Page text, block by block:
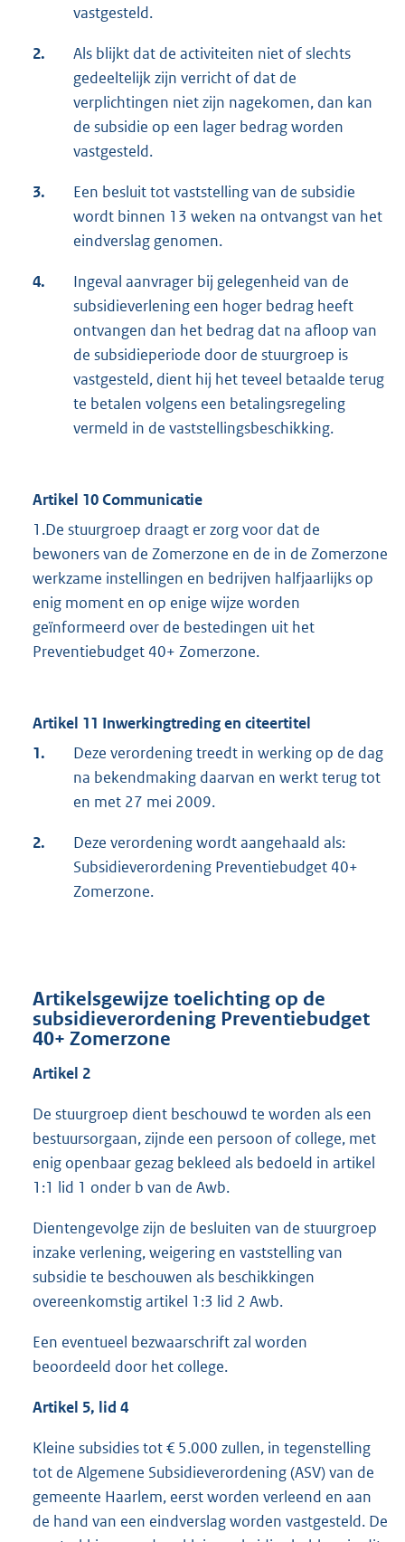
vastgesteld.
2.
Als blijkt dat de activiteiten niet of slechts
gedeeltelijk zijn verricht of dat de
verplichtingen niet zijn nagekomen, dan kan
de subsidie op een lager bedrag worden
vastgesteld.
3.
Een besluit tot vaststelling van de subsidie
wordt binnen 13 weken na ontvangst van het
eindverslag genomen.
4.
Ingeval aanvrager bij gelegenheid van de
subsidieverlening een hoger bedrag heeft
ontvangen dan het bedrag dat na afloop van
de subsidieperiode door de stuurgroep is
vastgesteld, dient hij het teveel betaalde terug
te betalen volgens een betalingsregeling
vermeld in de vaststellingsbeschikking.
Artikel 10 Communicatie
1.De stuurgroep draagt er zorg voor dat de
bewoners van de Zomerzone en de in de Zomerzone
werkzame instellingen en bedrijven halfjaarlijks op
enig moment en op enige wijze worden
geïnformeerd over de bestedingen uit het
Preventiebudget 40+ Zomerzone.
Artikel 11 Inwerkingtreding en citeertitel
1.
Deze verordening treedt in werking op de dag
na bekendmaking daarvan en werkt terug tot
en met 27 mei 2009.
2.
Deze verordening wordt aangehaald als:
Subsidieverordening Preventiebudget 40+
Zomerzone.
Artikelsgewijze toelichting op de
subsidieverordening Preventiebudget
40+ Zomerzone
Artikel 2
De stuurgroep dient beschouwd te worden als een
bestuursorgaan, zijnde een persoon of college, met
enig openbaar gezag bekleed als bedoeld in artikel
1:1 lid 1 onder b van de Awb.
Dientengevolge zijn de besluiten van de stuurgroep
inzake verlening, weigering en vaststelling van
subsidie te beschouwen als beschikkingen
overeenkomstig artikel 1:3 lid 2 Awb.
Een eventueel bezwaarschrift zal worden
beoordeeld door het college.
Artikel 5, lid 4
Kleine subsidies tot € 5.000 zullen, in tegenstelling
tot de Algemene Subsidieverordening (ASV) van de
gemeente Haarlem, eerst worden verleend en aan
de hand van een eindverslag worden vastgesteld. De